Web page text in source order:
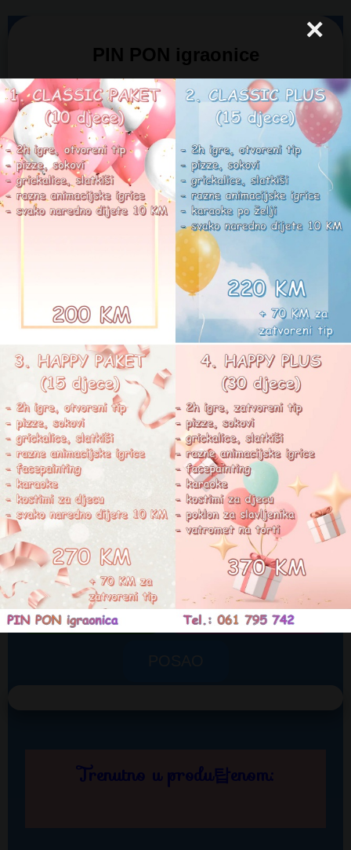
PIN PON igraonice
Pin Pon Otoka - Merkur i
Pin Pon Kids - Mercator
HomeLokacijaContact
Danas je 7.08.2026.
Tačno vrijeme: 6:40:6
G oo l e
4,6
PRODUŽENI BORAVAK
MASKENBAL 2024
DNEVNE AKTIVNOSTI
ROĐENDANI PIN PON SHOP
×